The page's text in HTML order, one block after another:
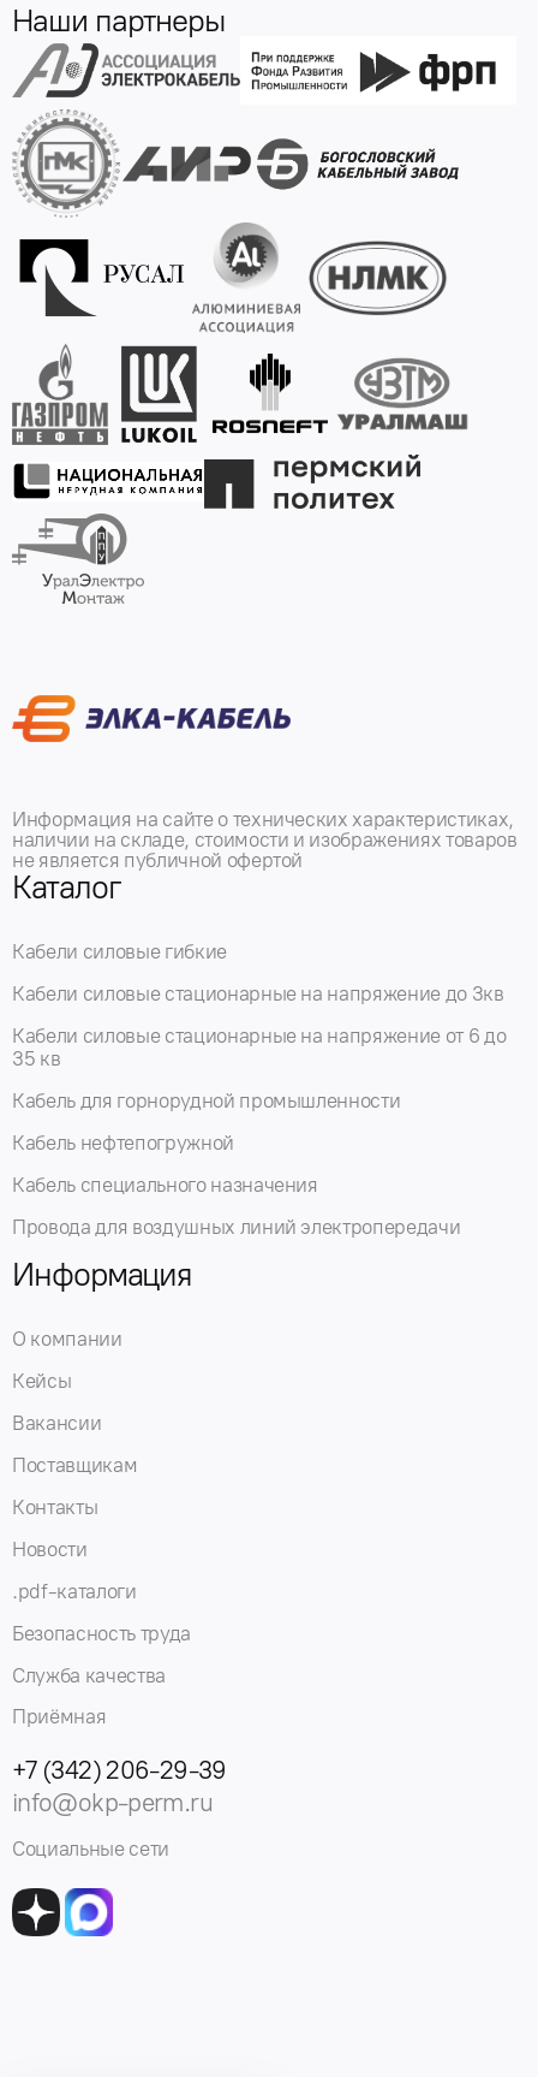
Наши партнеры
Информация на сайте о технических характеристиках,
наличии на складе, стоимости и изображениях товаров
не является публичной офертой
Каталог
Кабели силовые гибкие
Кабели силовые стационарные на напряжение до 3кв
Кабели силовые стационарные на напряжение от 6 до
35 кв
Кабель для горнорудной промышленности
Кабель нефтепогружной
Кабель специального назначения
Провода для воздушных линий электропередачи
Информация
О компании
Кейсы
Вакансии
Поставщикам
Контакты
Новости
.pdf-каталоги
Безопасность труда
Служба качества
Приёмная
+7 (342) 206-29-39
info@okp-perm.ru
Социальные сети